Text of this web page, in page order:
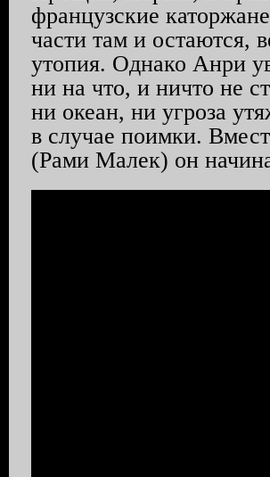
французские
части там и остаются,
утопия. Однако Анри
ни на что, и ничто не
ни океан, ни угроза
в случае поимки.
(Рами Малек) он